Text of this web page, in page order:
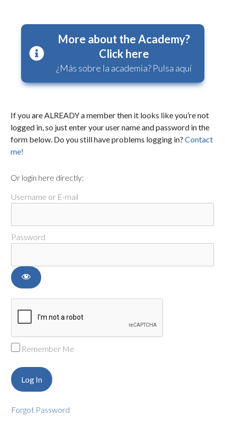
More about the Academy?
Click here
¿Más sobre la academia? Pulsa aquí
If you are ALREADY a member then it looks like you’re not
logged in, so just enter your user name and password in the
form below. Do you still have problems logging in? Contact
me!
Or login here directly:
Username or E-mail
Password
Remember Me
Forgot Password